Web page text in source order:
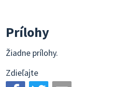
Prílohy
Žiadne prílohy.
Zdieľajte